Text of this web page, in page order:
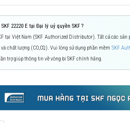
22220 E tại Đại lý uỷ quyền SKF ?
tại Việt Nam (SKF Authorized Distributor). Tất cả các
chất lượng (CO,CQ). Vui lòng sử dụng phần mềm SKF
trợ giúp thông tin về vòng bi SKF chính hãng.